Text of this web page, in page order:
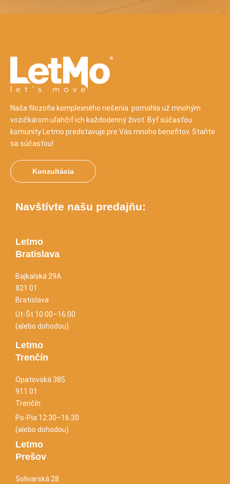
Naša filozofia komplexného riešenia pomohla už mnohým
vozičkárom uľahčiť ich každodenný život. Byť súčasťou
komunity Letmo predstavuje pre Vás mnoho benefitov. Staňte
sa súčasťou!
Konzultácia
Navštívte našu predajňu:
Letmo
Bratislava
Bajkalská 29A
821 01
Bratislava
Ut-Št 10:00–16:00
(alebo dohodou)
Letmo
Trenčín
Opatovská 385
911 01
Trenčín
Po-Pia 12:30–16:30
(alebo dohodou)
Letmo
Prešov
Solivarská 28